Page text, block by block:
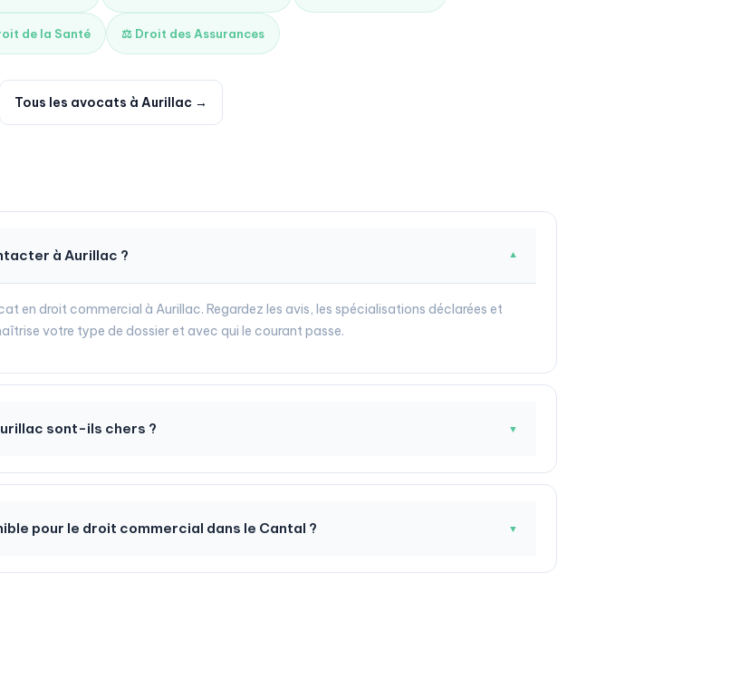
de la Santé ⚖️ Droit des Assurances
Tous les avocats à Aurillac →
à Aurillac ? ▼
en droit commercial à Aurillac. Regardez les avis, les spécialisations déclarées et
votre type de dossier et avec qui le courant passe.
sont-ils chers ? ▼
pour le droit commercial dans le Cantal ? ▼